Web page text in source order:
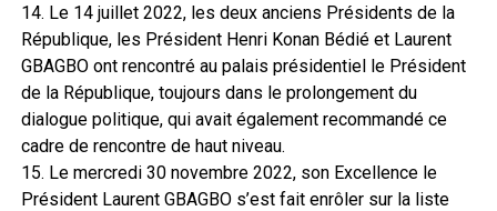
14. Le 14 juillet 2022, les deux anciens Présidents de la
République, les Président Henri Konan Bédié et Laurent
GBAGBO ont rencontré au palais présidentiel le Président
de la République, toujours dans le prolongement du
dialogue politique, qui avait également recommandé ce
cadre de rencontre de haut niveau.
15. Le mercredi 30 novembre 2022, son Excellence le
Président Laurent GBAGBO s’est fait enrôler sur la liste